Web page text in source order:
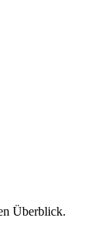
Überblick.